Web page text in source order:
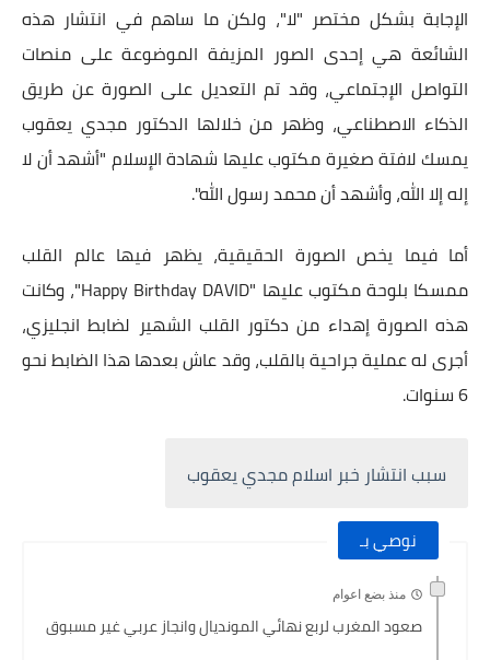
الإجابة بشكل مختصر "لا"، ولكن ما ساهم في انتشار هذه
الشائعة هي إحدى الصور المزيفة الموضوعة على منصات
التواصل الإجتماعي، وقد تم التعديل على الصورة عن طريق
الذكاء الاصطناعي، وظهر من خلالها الدكتور مجدي يعقوب
يمسك لافتة صغيرة مكتوب عليها شهادة الإسلام "أشهد أن لا
إله إلا الله، وأشهد أن محمد رسول الله".
أما فيما يخص الصورة الحقيقية، يظهر فيها عالم القلب
ممسكا بلوحة مكتوب عليها "Happy Birthday DAVID"، وكانت
هذه الصورة إهداء من دكتور القلب الشهير لضابط انجليزي،
أجرى له عملية جراحية بالقلب، وقد عاش بعدها هذا الضابط نحو
6 سنوات.
سبب انتشار خبر اسلام مجدي يعقوب
نوصي بـ
منذ بضع اعوام
صعود المغرب لربع نهائي المونديال وانجاز عربي غير مسبوق